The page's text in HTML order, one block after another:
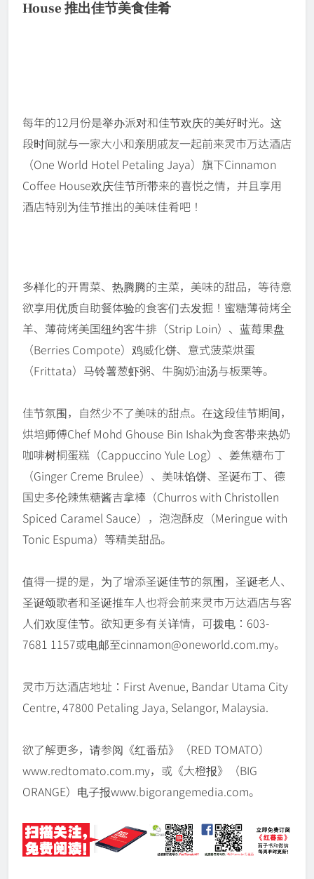
House 推出佳节美食佳肴
每年的12月份是举办派对和佳节欢庆的美好时光。这
段时间就与一家大小和亲朋戚友一起前来灵市万达酒店
（One World Hotel Petaling Jaya）旗下Cinnamon
Coffee House欢庆佳节所带来的喜悦之情，并且享用
酒店特别为佳节推出的美味佳肴吧！
多样化的开胃菜、热腾腾的主菜，美味的甜品，等待意
欲享用优质自助餐体验的食客们去发掘！蜜糖薄荷烤全
羊、薄荷烤美国纽约客牛排（Strip Loin）、蓝莓果盘
（Berries Compote）鸡威化饼、意式菠菜烘蛋
（Frittata）马铃薯葱虾粥、牛胸奶油汤与板栗等。
佳节氛围，自然少不了美味的甜点。在这段佳节期间，
烘培师傅Chef Mohd Ghouse Bin Ishak为食客带来热奶
咖啡树桐蛋糕（Cappuccino Yule Log）、姜焦糖布丁
（Ginger Creme Brulee）、美味馅饼、圣诞布丁、德
国史多伦辣焦糖酱吉拿棒（Churros with Christollen
Spiced Caramel Sauce），泡泡酥皮（Meringue with
Tonic Espuma）等精美甜品。
值得一提的是，为了增添圣诞佳节的氛围，圣诞老人、
圣诞颂歌者和圣诞推车人也将会前来灵市万达酒店与客
人们欢度佳节。欲知更多有关详情，可拨电：603-
7681 1157或电邮至cinnamon@oneworld.com.my。
灵市万达酒店地址：First Avenue, Bandar Utama City
Centre, 47800 Petaling Jaya, Selangor, Malaysia.
欲了解更多，请参阅《红番茄》（RED TOMATO）
www.redtomato.com.my，或《大橙报》（BIG
ORANGE）电子报www.bigorangemedia.com。